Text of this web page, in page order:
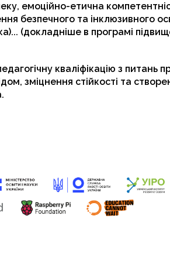
емоційно-етична
безпечного та інклюзивного
(докладніше в програмі
кваліфікацію з питань
зміцнення стійкості та